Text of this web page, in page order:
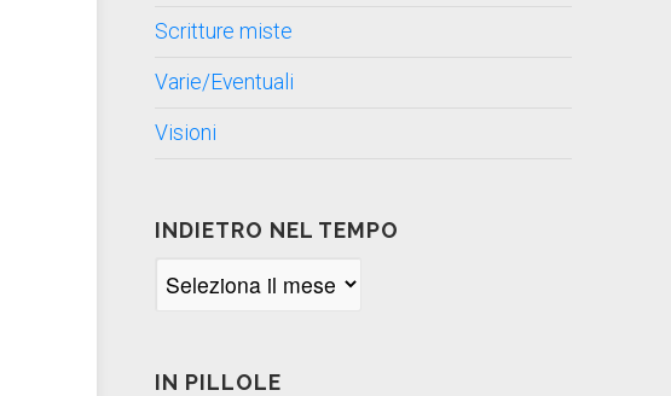
Scritture miste
Varie/Eventuali
Visioni
INDIETRO NEL TEMPO
Indietro
IN PILLOLE